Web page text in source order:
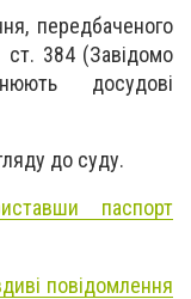
передбаченого
ст. 384 (Завідомо
досудові
до суду.
паспорт
повідомлення